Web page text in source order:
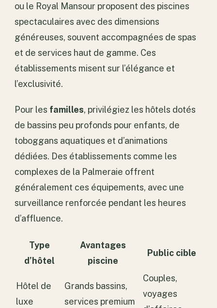
ou le Royal Mansour proposent des piscines
spectaculaires avec des dimensions
généreuses, souvent accompagnées de spas
et de services haut de gamme. Ces
établissements misent sur l’élégance et
l’exclusivité.
Pour les familles, privilégiez les hôtels dotés
de bassins peu profonds pour enfants, de
toboggans aquatiques et d’animations
dédiées. Des établissements comme les
complexes de la Palmeraie offrent
généralement ces équipements, avec une
surveillance renforcée pendant les heures
d’affluence.
Type
d’hôtel
Avantages
piscine
Public cible
Hôtel de
luxe
Grands bassins,
services premium
Couples,
voyages